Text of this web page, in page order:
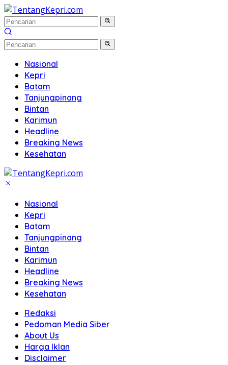
Langsung
ke
konten
Nasional
Kepri
Batam
Tanjungpinang
Bintan
Karimun
Headline
Breaking News
Kesehatan
Nasional
Kepri
Batam
Tanjungpinang
Bintan
Karimun
Headline
Breaking News
Kesehatan
Redaksi
Pedoman Media Siber
About Us
Harga Iklan
Disclaimer